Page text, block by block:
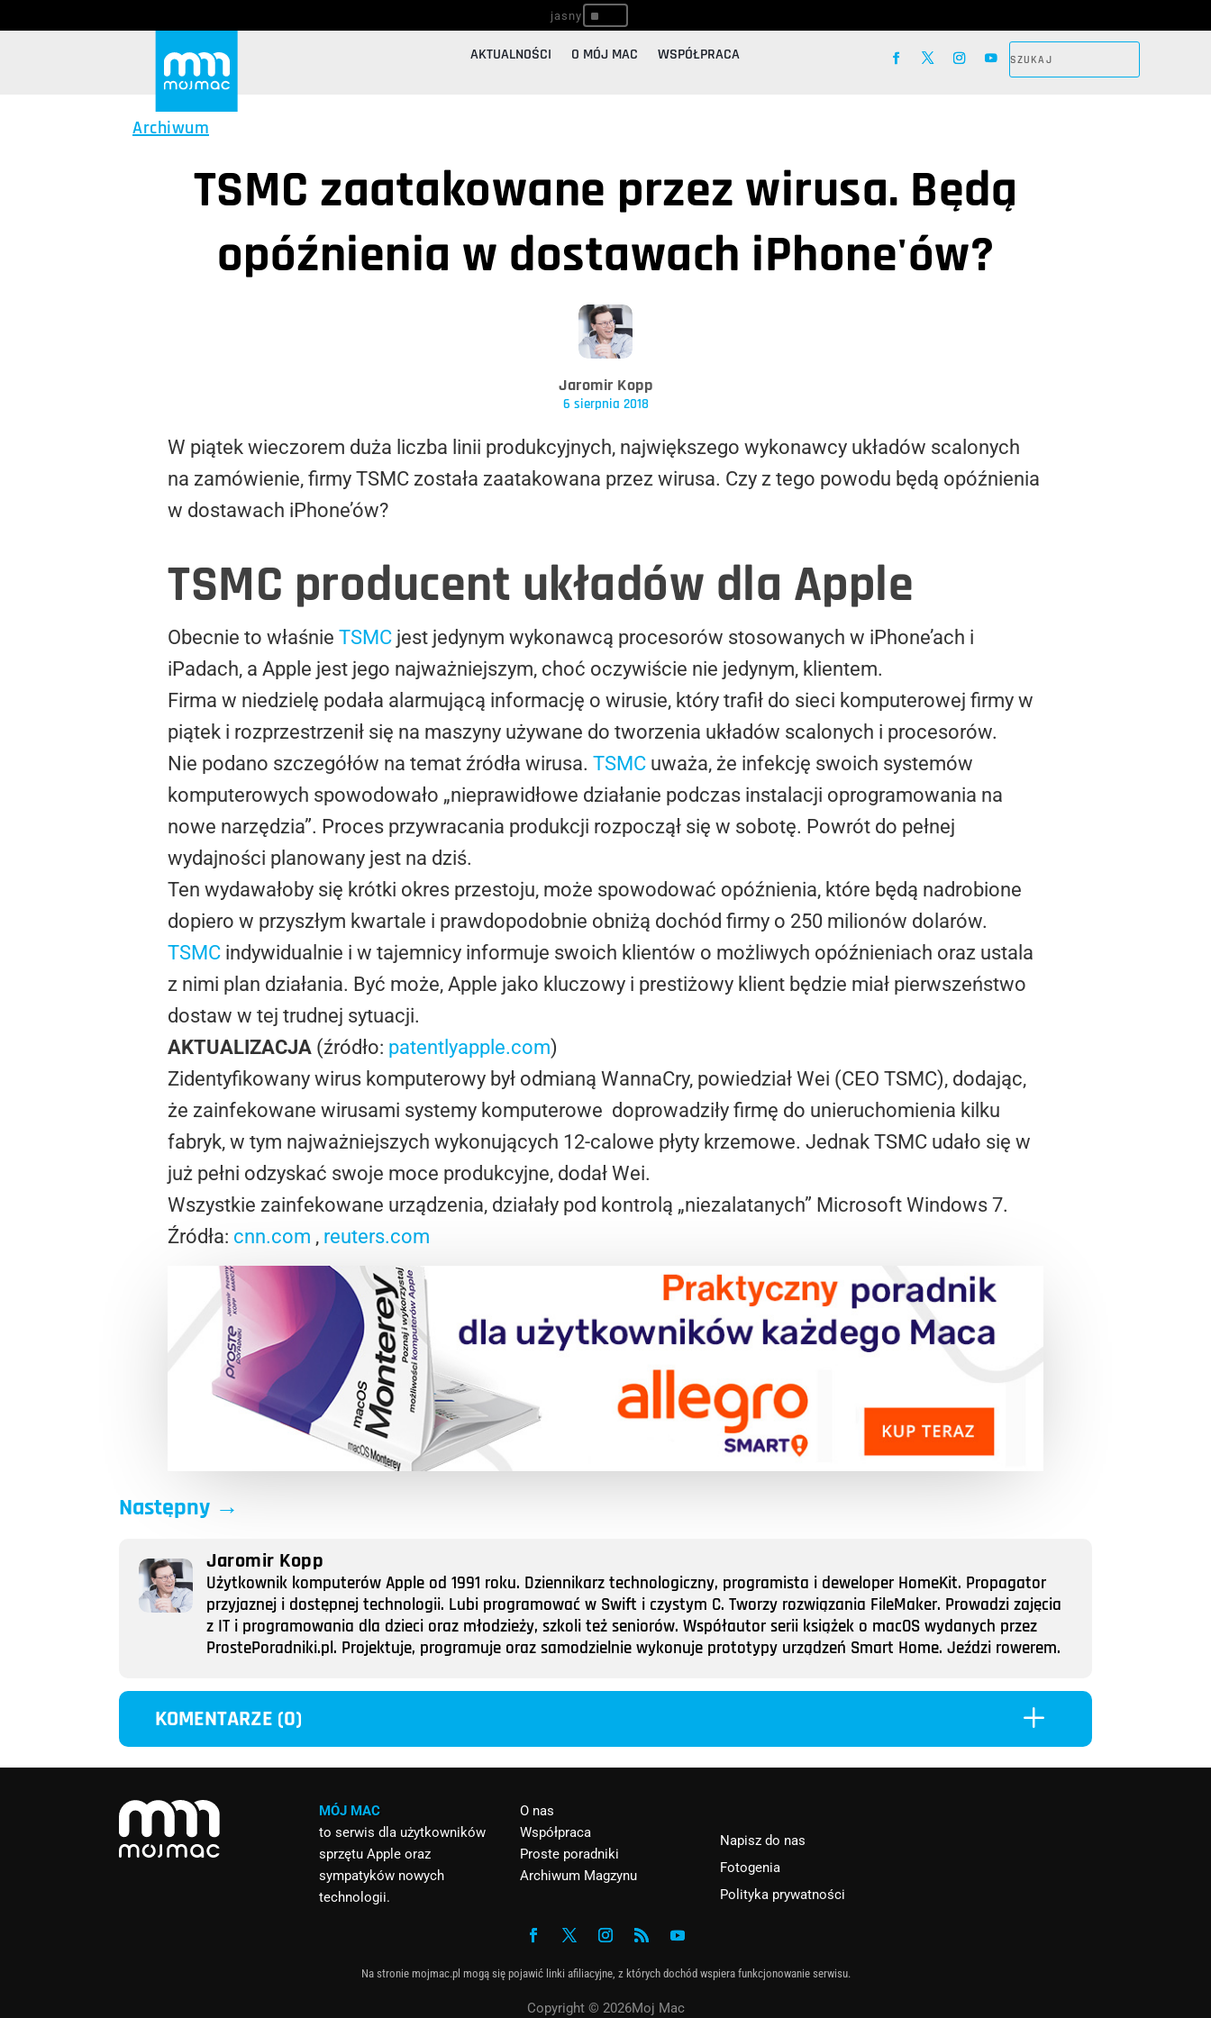
^
AKTUALNOŚCI O MÓJ MAC WSPÓŁPRACA
Archiwum
TSMC zaatakowane przez wirusa. Będą
opóźnienia w dostawach iPhone'ów?
Jaromir Kopp
6 sierpnia 2018
W piątek wieczorem duża liczba linii produkcyjnych, największego wykonawcy układów scalonych
na zamówienie, firmy TSMC została zaatakowana przez wirusa. Czy z tego powodu będą opóźnienia
w dostawach iPhone’ów?
TSMC producent układów dla Apple
Obecnie to właśnie TSMC jest jedynym wykonawcą procesorów stosowanych w iPhone’ach i
iPadach, a Apple jest jego najważniejszym, choć oczywiście nie jedynym, klientem.
Firma w niedzielę podała alarmującą informację o wirusie, który trafił do sieci komputerowej firmy w
piątek i rozprzestrzenił się na maszyny używane do tworzenia układów scalonych i procesorów.
Nie podano szczegółów na temat źródła wirusa. TSMC uważa, że infekcję swoich systemów
komputerowych spowodowało „nieprawidłowe działanie podczas instalacji oprogramowania na
nowe narzędzia”. Proces przywracania produkcji rozpoczął się w sobotę. Powrót do pełnej
wydajności planowany jest na dziś.
Ten wydawałoby się krótki okres przestoju, może spowodować opóźnienia, które będą nadrobione
dopiero w przyszłym kwartale i prawdopodobnie obniżą dochód firmy o 250 milionów dolarów.
TSMC indywidualnie i w tajemnicy informuje swoich klientów o możliwych opóźnieniach oraz ustala
z nimi plan działania. Być może, Apple jako kluczowy i prestiżowy klient będzie miał pierwszeństwo
dostaw w tej trudnej sytuacji.
AKTUALIZACJA (źródło: patentlyapple.com)
Zidentyfikowany wirus komputerowy był odmianą WannaCry, powiedział Wei (CEO TSMC), dodając,
że zainfekowane wirusami systemy komputerowe doprowadziły firmę do unieruchomienia kilku
fabryk, w tym najważniejszych wykonujących 12-calowe płyty krzemowe. Jednak TSMC udało się w
już pełni odzyskać swoje moce produkcyjne, dodał Wei.
Wszystkie zainfekowane urządzenia, działały pod kontrolą „niezalatanych” Microsoft Windows 7.
Źródła: cnn.com , reuters.com
Następny →
Jaromir Kopp
Użytkownik komputerów Apple od 1991 roku. Dziennikarz technologiczny, programista i deweloper HomeKit. Propagator
przyjaznej i dostępnej technologii. Lubi programować w Swift i czystym C. Tworzy rozwiązania FileMaker. Prowadzi zajęcia
z IT i programowania dla dzieci oraz młodzieży, szkoli też seniorów. Współautor serii książek o macOS wydanych przez
ProstePoradniki.pl. Projektuje, programuje oraz samodzielnie wykonuje prototypy urządzeń Smart Home. Jeździ rowerem.
KOMENTARZE (0) L
MÓJ MAC
to serwis dla użytkowników
sprzętu Apple oraz
sympatyków nowych
technologii.
O nas
Współpraca
Proste poradniki
Archiwum Magzynu
Napisz do nas
Fotogenia
Polityka prywatności
Na stronie mojmac.pl mogą się pojawić linki afiliacyjne, z których dochód wspiera funkcjonowanie serwisu.
Copyright © 2026Moj Mac